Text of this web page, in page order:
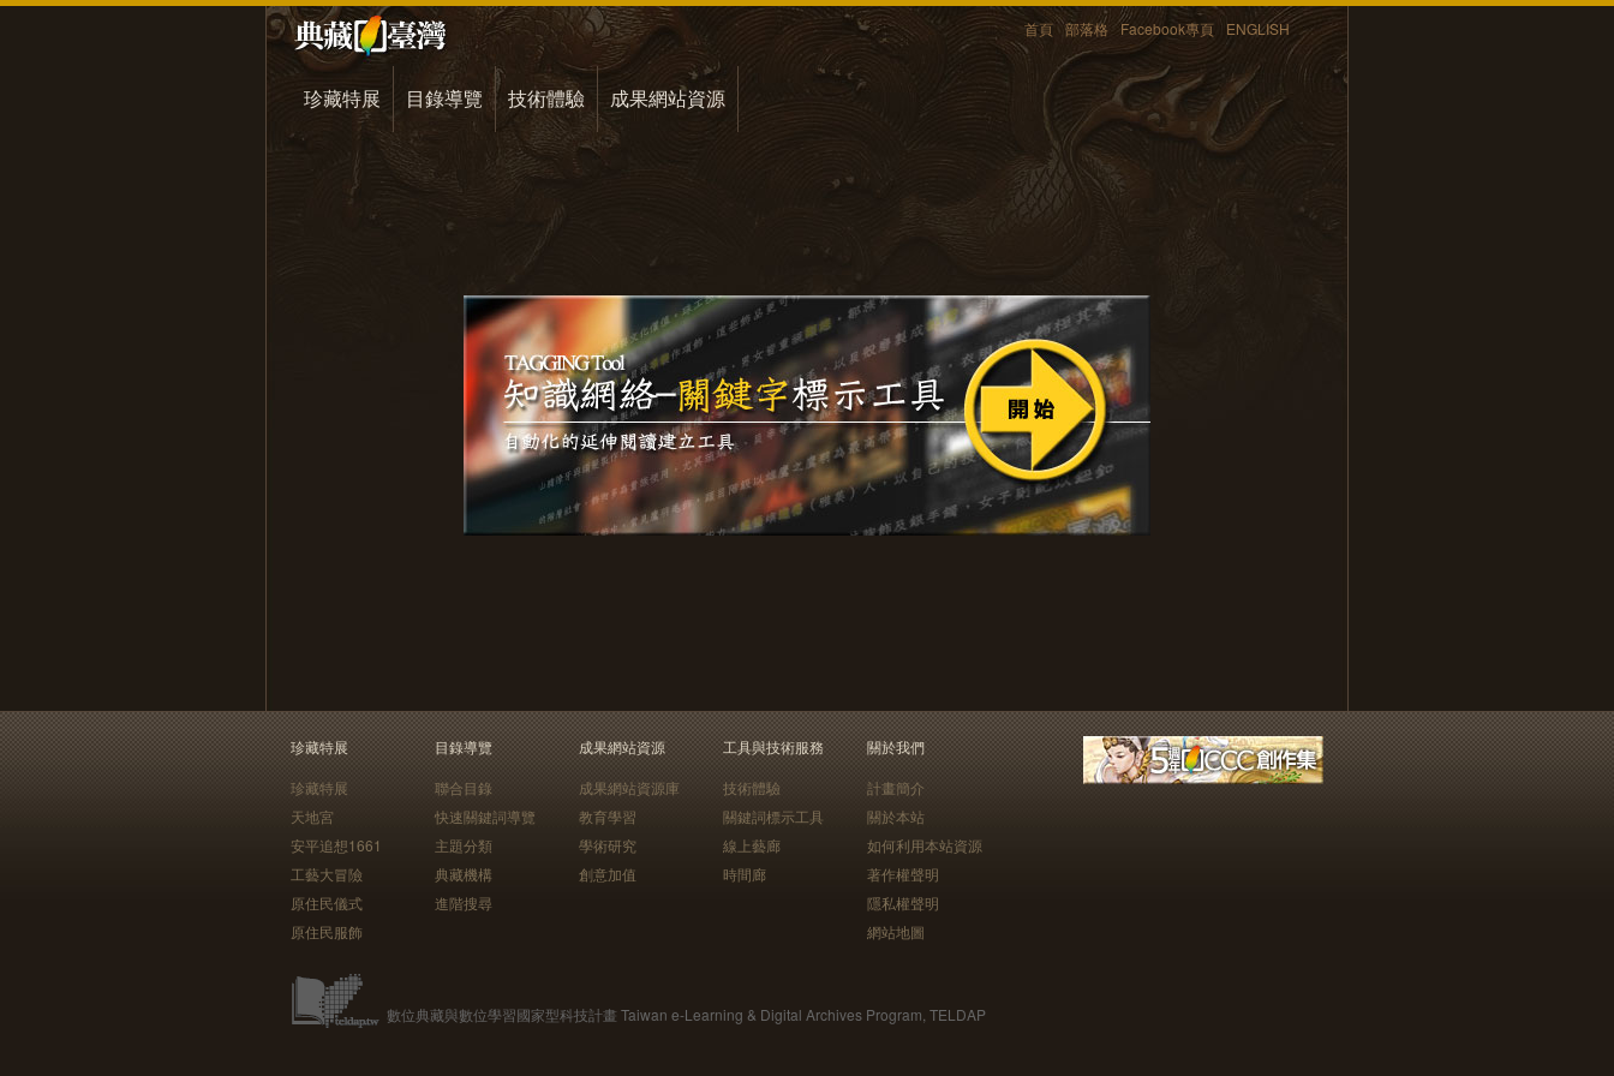
首頁 部落格 Facebook專頁 ENGLISH
珍藏特展 目錄導覽 技術體驗 成果網站資源
珍藏特展
珍藏特展
天地宮
安平追想1661
工藝大冒險
原住民儀式
原住民服飾
目錄導覽
聯合目錄
快速關鍵詞導覽
主題分類
典藏機構
進階搜尋
成果網站資源
成果網站資源庫
教育學習
學術研究
創意加值
工具與技術服務
技術體驗
關鍵詞標示工具
線上藝廊
時間廊
關於我們
計畫簡介
關於本站
如何利用本站資源
著作權聲明
隱私權聲明
網站地圖
數位典藏與數位學習國家型科技計畫 Taiwan e-Learning & Digital Archives Program, TELDAP